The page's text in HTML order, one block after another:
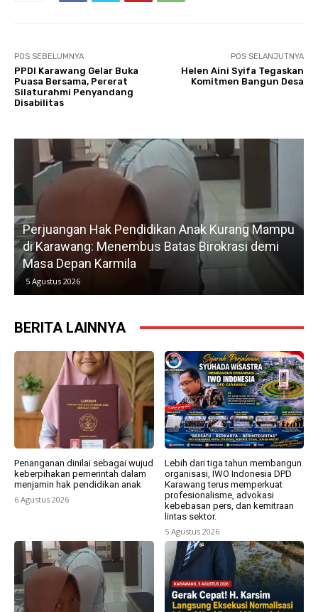
POS SEBELUMNYA
PPDI Karawang Gelar Buka
Puasa Bersama, Pererat
Silaturahmi Penyandang
Disabilitas
POS SELANJUTNYA
Helen Aini Syifa Tegaskan
Komitmen Bangun Desa
Perjuangan Hak Pendidikan Anak Kurang Mampu
di Karawang: Menembus Batas Birokrasi demi
Masa Depan Karmila
5 Agustus 2026
BERITA LAINNYA
Penanganan dinilai sebagai wujud
keberpihakan pemerintah dalam
menjamin hak pendidikan anak
6 Agustus 2026
Lebih dari tiga tahun membangun
organisasi, IWO Indonesia DPD
Karawang terus memperkuat
profesionalisme, advokasi
kebebasan pers, dan kemitraan
lintas sektor.
5 Agustus 2026